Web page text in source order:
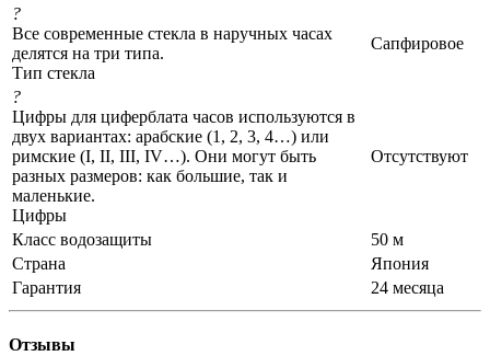
?
Все современные стекла в наручных часах
делятся на три типа.
Тип стекла
Сапфировое
?
Цифры для циферблата часов используются в
двух вариантах: арабские (1, 2, 3, 4…) или
римские (I, II, III, IV…). Они могут быть
разных размеров: как большие, так и
маленькие.
Цифры
Отсутствуют
Класс водозащиты
50 м
Страна
Япония
Гарантия
24 месяца
Отзывы